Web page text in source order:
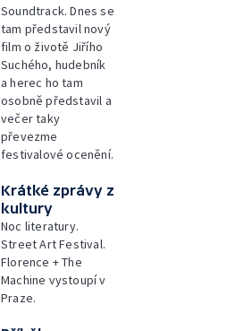
Soundtrack. Dnes se
tam představil nový
film o životě Jiřího
Suchého, hudebník
a herec ho tam
osobně představil a
večer taky
převezme
festivalové ocenění.
Krátké zprávy z
kultury
Noc literatury.
Street Art Festival.
Florence + The
Machine vystoupí v
Praze.